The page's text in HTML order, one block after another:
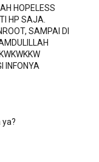
HOPELESS
HP SAJA.
SAMPAI DI
INFONYA
ya?